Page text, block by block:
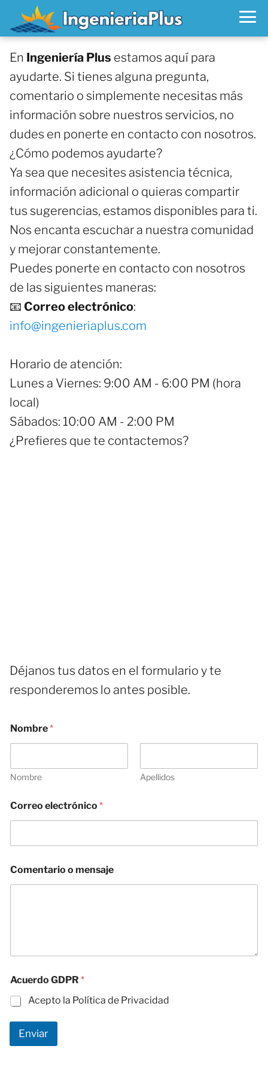
En Ingeniería Plus estamos aquí para
ayudarte. Si tienes alguna pregunta,
comentario o simplemente necesitas más
información sobre nuestros servicios, no
dudes en ponerte en contacto con nosotros.
¿Cómo podemos ayudarte?
Ya sea que necesites asistencia técnica,
información adicional o quieras compartir
tus sugerencias, estamos disponibles para ti.
Nos encanta escuchar a nuestra comunidad
y mejorar constantemente.
Puedes ponerte en contacto con nosotros
de las siguientes maneras:
📧 Correo electrónico:
info@ingenieriaplus.com
Horario de atención:
Lunes a Viernes: 9:00 AM - 6:00 PM (hora
local)
Sábados: 10:00 AM - 2:00 PM
¿Prefieres que te contactemos?
Déjanos tus datos en el formulario y te
responderemos lo antes posible.
Nombre*
Nombre Apellidos
Correo electrónico *
l
e
o
G
D
P
R
e
Comentario o mensaje
Acuerdo GDPR *
Acepto la Política de Privacidad
Enviar